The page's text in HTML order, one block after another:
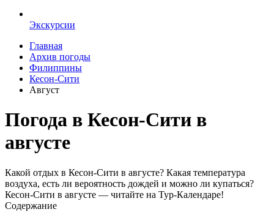
Экскурсии
Главная
Архив погоды
Филиппины
Кесон-Сити
Август
Погода в Кесон-Сити в
августе
Какой отдых в Кесон-Сити в августе? Какая температура
воздуха, есть ли вероятность дождей и можно ли купаться?
Кесон-Сити в августе — читайте на Тур-Календаре!
Содержание